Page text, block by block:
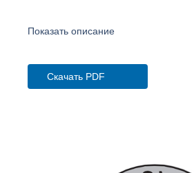
Показать описание
Скачать PDF